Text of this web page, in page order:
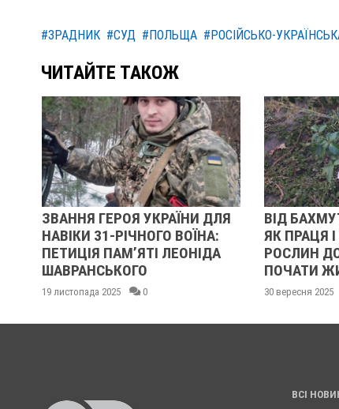
#ЗРАДНИК #СУД #ПОЛЬЩА #РОСІЙСЬКО-
ЧИТАЙТЕ ТАКОЖ
ЗВАННЯ ГЕРОЯ УКРАЇНИ ДЛЯ
НАВІКИ 31-РІЧНОГО ВОЇНА:
ПЕТИЦІЯ ПАМʼЯТІ ЛЕОНІДА
ШАВРАНСЬКОГО
19 листопада 2025 0
ВІД
ЯК ПРАЦЯ І
РОСЛИН
ПОЧАТИ
30 вересня 2025
ВСІ